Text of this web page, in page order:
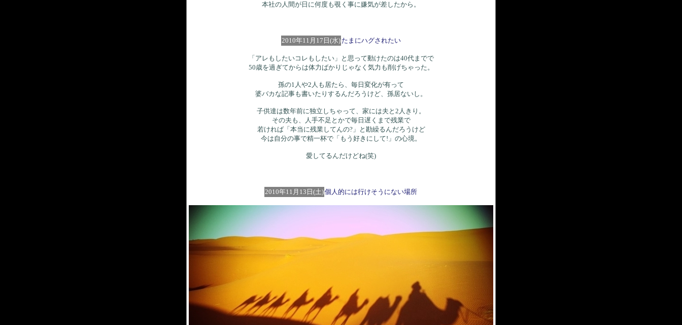
本社の人間が日に何度も覗く事に嫌気が差したから。
2010年11月17日(水) たまにハグされたい
「アレもしたいコレもしたい」と思って動けたのは40代までで
50歳を過ぎてからは体力ばかりじゃなく気力も削げちゃった。
孫の1人や2人も居たら、毎日変化が有って
婆バカな記事も書いたりするんだろうけど、孫居ないし。
子供達は数年前に独立しちゃって、家には夫と2人きり。
その夫も、人手不足とかで毎日遅くまで残業で
若ければ「本当に残業してんの?」と勘繰るんだろうけど
今は自分の事で精一杯で「もう好きにして!」の心境。
愛してるんだけどね(笑)
2010年11月13日(土)個人的には行けそうにない場所